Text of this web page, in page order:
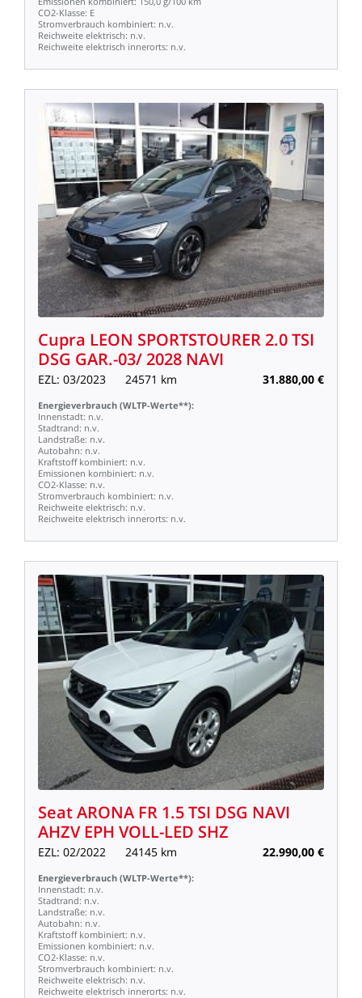
CO2-Klasse: E
Stromverbrauch kombiniert: n.v.
Reichweite elektrisch: n.v.
Reichweite elektrisch innerorts: n.v.
Cupra LEON SPORTSTOURER2.0TSI
DSG GAR.-03/2028 NAVI
EZL: 03/2023 24571 km 31.880,00 €
Energieverbrauch (WLTP-Werte**):
Innenstadt: n.v.
Stadtrand: n.v.
Landstraße: n.v.
Autobahn: n.v.
Kraftstoff kombiniert: n.v.
Emissionen kombiniert: n.v.
CO2-Klasse: n.v.
Stromverbrauch kombiniert: n.v.
Reichweite elektrisch: n.v.
Reichweite elektrisch innerorts: n.v.
SeatARONA FR 1.5TSI DSG NAVI
AHZV EPH VOLL-LED SHZ
EZL: 02/2022 24145 km 22.990,00 €
Energieverbrauch (WLTP-Werte**):
Innenstadt: n.v.
Stadtrand: n.v.
Landstraße: n.v.
Autobahn: n.v.
Kraftstoff kombiniert: n.v.
Emissionen kombiniert: n.v.
CO2-Klasse: n.v.
Stromverbrauch kombiniert: n.v.
Reichweite elektrisch: n.v.
Reichweite elektrisch innerorts: n.v.